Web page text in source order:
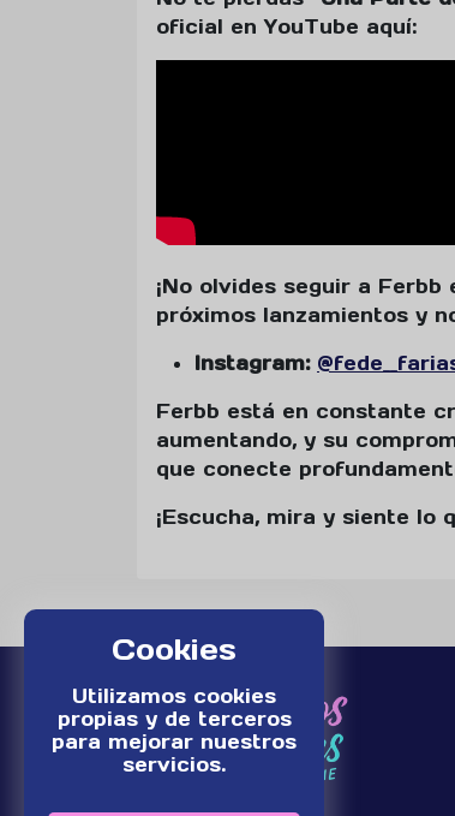
Cookies
Utilizamos cookies
propias y de terceros
para mejorar nuestros
servicios.
oficial en YouTube aquí:
¡No olvides seguir a
próximos lanzamientos y
Instagram:
Ferbb está en constante
aumentando, y su
que conecte
¡Escucha, mira y siente lo